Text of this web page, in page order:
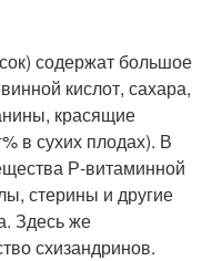
содержат большое
кислот, сахара,
красящие
в сухих плодах). В
Р-витаминной
стерины и другие
Здесь же
схизандринов.